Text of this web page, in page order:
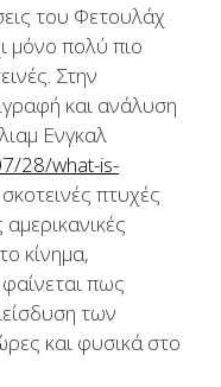
του Φετουλάχ
μόνο πολύ πιο
Στην
και ανάλυση
Ενγκαλ
28/what-is-
πτυχές
κίνημα,
πως
των
και φυσικά στο